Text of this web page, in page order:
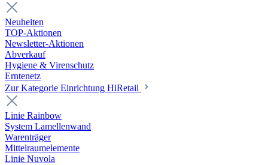
Neuheiten
TOP-Aktionen
Newsletter-Aktionen
Abverkauf
Hygiene & Virenschutz
Erntenetz
Zur Kategorie Einrichtung HiRetail
Linie Rainbow
System Lamellenwand
Warenträger
Mittelraumelemente
Linie Nuvola